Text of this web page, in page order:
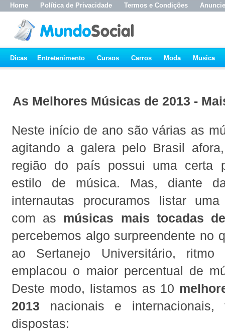
Home Política de Privacidade Termos e Condições Anuncie
Dicas Entretenimento Cursos Carros Moda Musica
As Melhores Músicas de 2013 -
Neste início de ano são várias as
agitando a galera pelo Brasil
região do país possui uma certa
estilo de música. Mas, diante
internautas procuramos listar
com as músicas mais tocadas
percebemos algo surpreendente no
ao Sertanejo Universitário, ritmo
emplacou o maior percentual de
Deste modo, listamos as 10
2013 nacionais e internacionais,
dispostas: